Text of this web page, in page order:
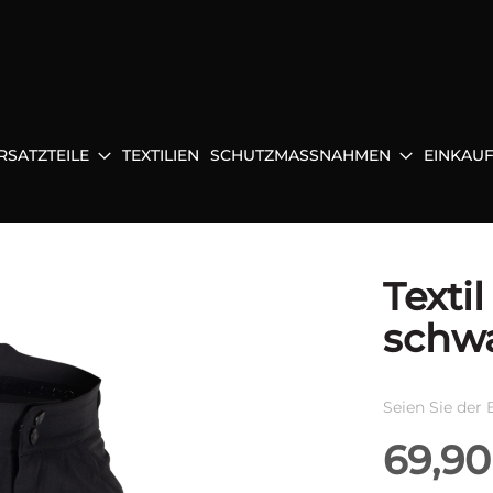
TEXTILIEN SCHUTZMASSNAHMEN
Seien Sie der